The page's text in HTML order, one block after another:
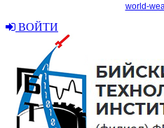
world-
ВОЙТИ